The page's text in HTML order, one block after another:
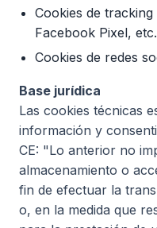
Cookies de
Facebook Pixel,
Cookies de redes
Base jurídica
Las cookies técnicas
información y
CE: "Lo anterior no
almacenamiento o
fin de efectuar la
o, en la medida que